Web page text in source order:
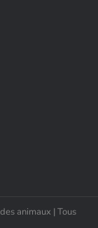
animaux | Tous